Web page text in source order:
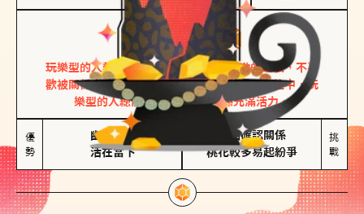
玩樂型
皮革、琥珀
玩樂型的人熱情洋溢，視戀愛為一場刺激的遊戲，不喜
歡被關係中的限制綑綁。無論是約會中還是交往中，玩
樂型的人總能帶來樂趣，讓關係充滿活力。
優
勢
幽默風趣
活在當下
害怕確認關係
桃花較多易起紛爭
挑
戰